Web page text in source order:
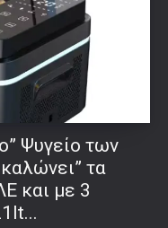
Ψυγείο των
τα
και με 3